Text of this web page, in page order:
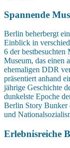
Spannende
Berlin beherbergt
Einblick in
6 der bestbesuchten
Museum, das einen
ehemaligen DDR
präsentiert anhand
jährige Geschichte
dunkelste Epoche
Berlin Story Bunker
und
Erlebnisreiche